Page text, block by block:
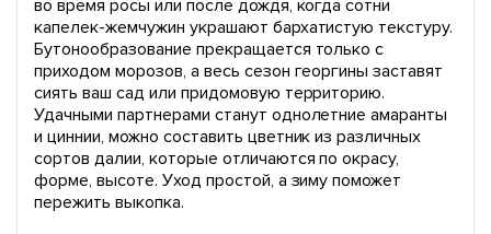
во время росы или после дождя, когда сотни
капелек-жемчужин украшают бархатистую текстуру.
Бутонообразование прекращается только с
приходом морозов, а весь сезон георгины заставят
сиять ваш сад или придомовую территорию.
Удачными партнерами станут однолетние амаранты
и циннии, можно составить цветник из различных
сортов далии, которые отличаются по окрасу,
форме, высоте. Уход простой, а зиму поможет
пережить выкопка.